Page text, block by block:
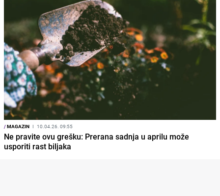
/MAGAZIN I 10.04.26. 09:55
Ne pravite ovu grešku: Prerana sadnja u aprilu može
usporiti rast biljaka